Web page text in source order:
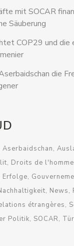
mit SOCAR
Säuberung
COP29 und die
die
Aserbaidschan
Droits de l'homme
Erfolge
News
étrangères
Politik SOCAR